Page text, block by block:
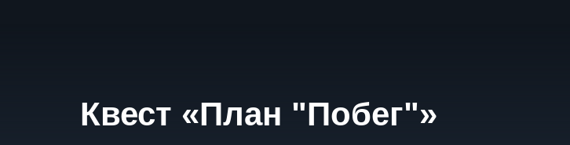
Квест «План "Побег"»